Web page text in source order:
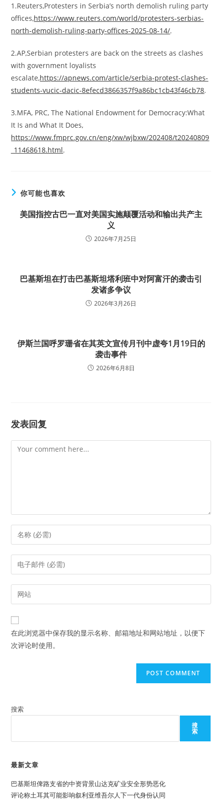
1.Reuters,Protesters in Serbia’s north demolish ruling party
offices,https://www.reuters.com/world/protesters-serbias-
north-demolish-ruling-party-offices-2025-08-14/.
2.AP,Serbian protesters are back on the streets as clashes
with government loyalists
escalate,https://apnews.com/article/serbia-protest-clashes-
students-vucic-dacic-8efecd3866357f9a86bc1cb43f46cb78.
3.MFA, PRC, The National Endowment for Democracy:What
It Is and What It Does,
https://www.fmprc.gov.cn/eng/xw/wjbxw/202408/t20240809
_11468618.html.
你可能也喜欢
美国指控古巴一直对美国实施颠覆活动和输出共产主
义
2026年7月25日
巴基斯坦在打击巴基斯坦塔利班中对阿富汗的袭击引
发诸多争议
2026年3月26日
伊斯兰国呼罗珊省在其英文宣传月刊中虚夸1月19日的
袭击事件
2026年6月8日
发表回复
Comment
Enter
your
name
comment
Enter
your
email
address
comment
Enter
your
website
URL
(optional)
在此浏览器中保存我的显示名称、邮箱地址和网站地址，以便下
次评论时使用。
搜索
搜
索
最新文章
巴基斯坦俾路支省的中资背景山达克矿业安全形势恶化
评论称土耳其可能影响叙利亚维吾尔人下一代身份认同